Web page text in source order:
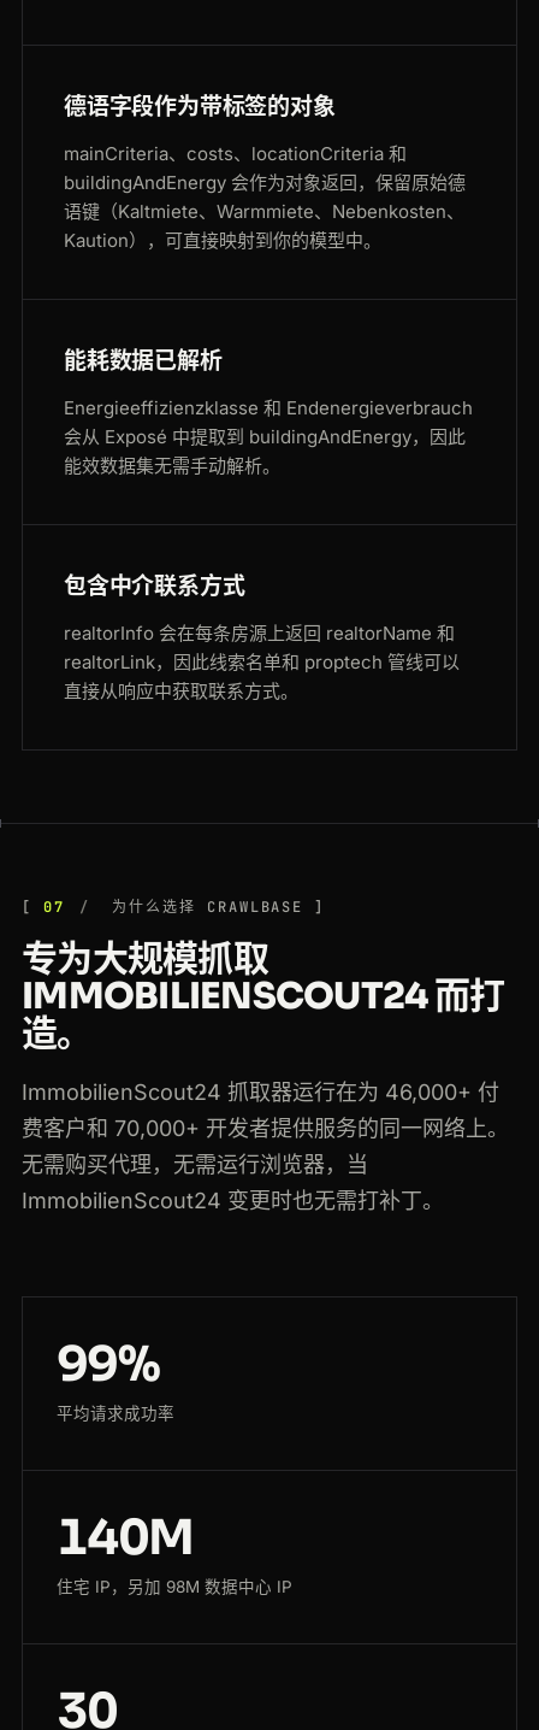
德语字段作为带标签的对象
mainCriteria、costs、locationCriteria 和
buildingAndEnergy 会作为对象返回，保留原始德
语键（Kaltmiete、Warmmiete、Nebenkosten、
Kaution），可直接映射到你的模型中。
能耗数据已解析
Energieeffizienzklasse 和 Endenergieverbrauch
会从 Exposé 中提取到 buildingAndEnergy，因此
能效数据集无需手动解析。
包含中介联系方式
realtorInfo 会在每条房源上返回 realtorName 和
realtorLink，因此线索名单和 proptech 管线可以
直接从响应中获取联系方式。
07 为什么选择 CRAWLBASE
专为大规模抓取
IMMOBILIENSCOUT24 而打
造。
ImmobilienScout24 抓取器运行在为 46,000+ 付
费客户和 70,000+ 开发者提供服务的同一网络上。
无需购买代理，无需运行浏览器，当
ImmobilienScout24 变更时也无需打补丁。
99%
平均请求成功率
140M
住宅 IP，另加 98M 数据中心 IP
30